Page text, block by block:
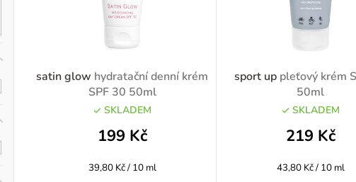
satin glow hydratační denní krém
SPF 30 50ml
SKLADEM
199 Kč
Měrná
39,80 Kč / 10 ml
sport up pleťový krém
50ml
SKLADEM
219 Kč
Měrná
43,80 Kč / 10 ml